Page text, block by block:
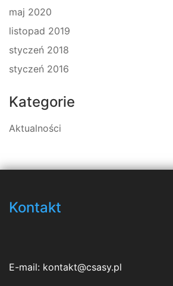
maj 2020
listopad 2019
styczeń 2018
styczeń 2016
Kategorie
Aktualności
Kontakt
E-mail: kontakt@csasy.pl